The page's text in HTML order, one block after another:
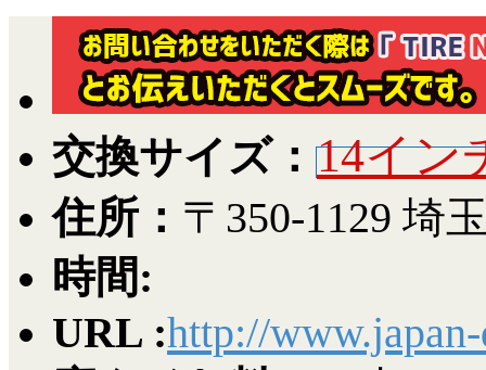
交換サイズ： 14イン
住所： 〒350-1129 埼
時間:
URL :http://